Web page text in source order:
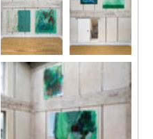
展覽現場
攝影：關尚智
展覽現場